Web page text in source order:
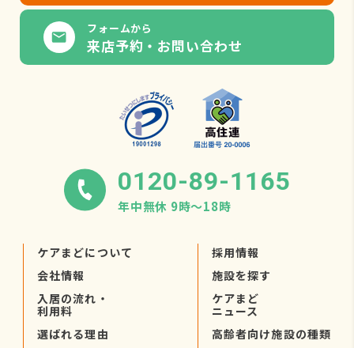
フォームから
来店予約・お問い合わせ
0120-89-1165
年中無休 9時〜18時
ケアまどについて
会社情報
入居の流れ・
利用料
選ばれる理由
採用情報
施設を探す
ケアまど
ニュース
高齢者向け施設の種類